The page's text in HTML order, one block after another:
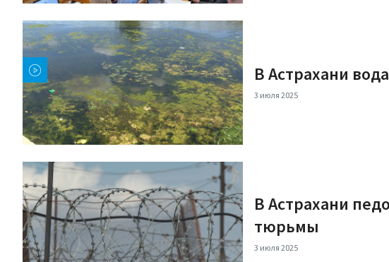
В Астрахани
3 июля 2025
В Астрахани
тюрьмы
3 июля 2025